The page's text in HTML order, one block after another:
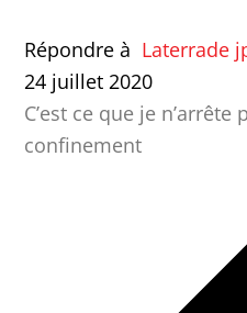
Répondre à Laterrade
24 juillet 2020
C’est ce que je
confinement